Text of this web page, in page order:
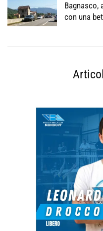
Bagnasco,
con una